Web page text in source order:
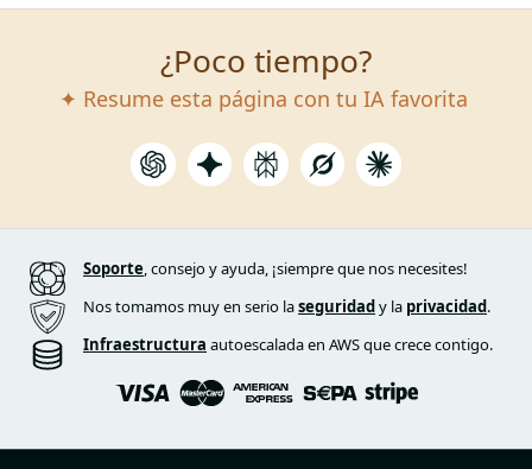
¿Poco tiempo?
✦ Resume esta página con tu IA favorita
Soporte, consejo y ayuda, ¡siempre que nos necesites!
Nos tomamos muy en serio laseguridady la privacidad.
Infraestructura autoescalada en AWS que crece contigo.